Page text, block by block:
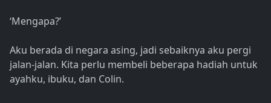
‘Mengapa?’
Aku berada di negara asing, jadi sebaiknya aku pergi
jalan-jalan. Kita perlu membeli beberapa hadiah untuk
ayahku, ibuku, dan Colin.